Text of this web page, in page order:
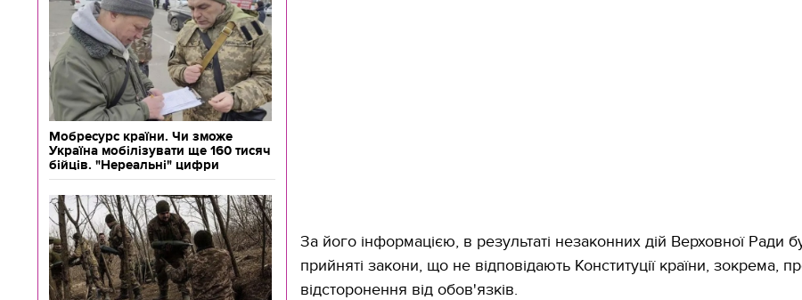
Мобресурс країни. Чи зможе
Україна мобілізувати ще 160 тисяч
бійців. "Нереальні" цифри
За його інформацією, в результаті незаконних дій Верховної Ради
прийняті закони, що не відповідають Конституції країни, зокрема,
відсторонення від обов'язків.